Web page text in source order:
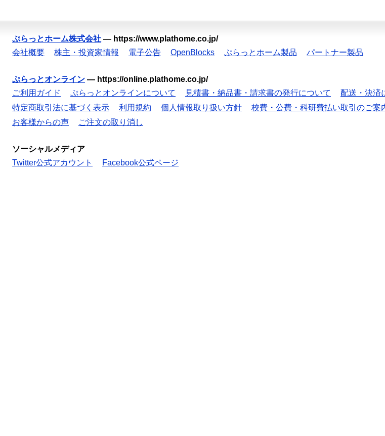
ぷらっとホーム株式会社 — https://www.plathome.co.jp/
会社概要
株主・投資家情報 電子公告 OpenBlocks ぷらっとホーム製品 パートナー製品
ぷらっとオンライン — https://online.plathome.co.jp/
ご利用ガイド
ぷらっとオンラインについて 見積書・納品書・請求書の発行について 配送・決済
特定商取引法に基づく表示
利用規約 個人情報取り扱い方針 校費・公費・科研費払い取引のご案
お客様からの声
ご注文の取り消し
ソーシャルメディア
Twitter公式アカウント
Facebook公式ページ